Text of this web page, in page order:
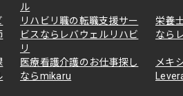
ル
リハビリ職の転職支援サー
ビスならレバウェルリハビ
リ
栄養
なら
医療看護介護のお仕事探し
ならmikaru
メキ